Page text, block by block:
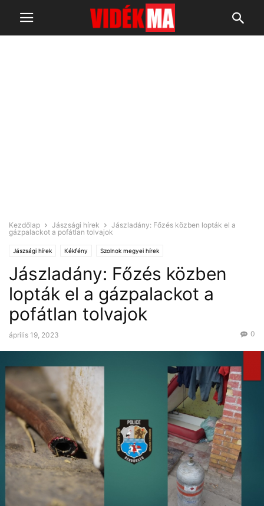
Kezdőlap Jászsági hírek
Jászladány: Főzés közben lopták el a
gázpalackot a pofátlan tolvajok
Jászsági hírek Kékfény Szolnok megyei hírek
Jászladány: Főzés közben
lopták el a gázpalackot a
pofátlan tolvajok
április 19, 2023 0